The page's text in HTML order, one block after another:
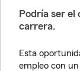
Podría ser el
carrera.
Esta
empleo con